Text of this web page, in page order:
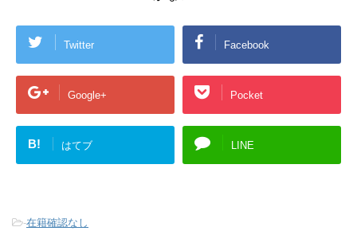
Twitter Facebook
Google+ Pocket
B! はてブ LINE
-在籍確認なし